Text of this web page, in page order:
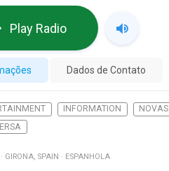
Play Radio
Dados de Contato
INFORMATION NOVAS
· GIRONA, SPAIN · ESPANHOLA